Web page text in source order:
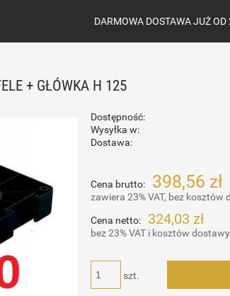
DARMOWA DOSTAWA JUŻ OD
+ GŁÓWKA H 125
Dostępność:
Wysyłka w:
Dostawa:
Cena nie zawiera
płatności
Cena brutto: 398,56 zł
zawiera 23% VAT, bez kosztów
Cena netto: 324,03 zł
bez 23% VAT i kosztów dostawy
szt.